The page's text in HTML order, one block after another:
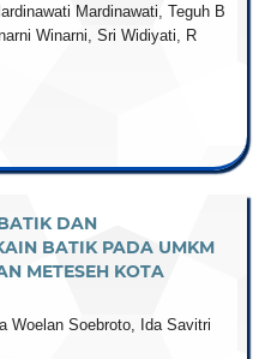
Mardinawati, Teguh B
Winarni, Sri Widiyati, R
DAN
BATIK PADA UMKM
METESEH KOTA
Woelan Soebroto, Ida Savitri